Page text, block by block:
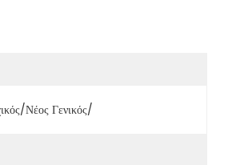
νέος Γενικός/